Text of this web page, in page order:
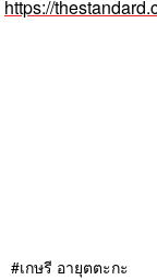
https://
เกษรี อายุตตะกะ